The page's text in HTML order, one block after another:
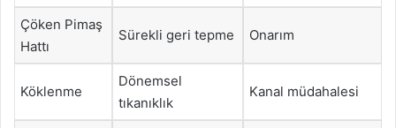
Çöken Pimaş
Hattı
Sürekli geri tepme Onarım
Köklenme
Dönemsel
tıkanıklık
Kanal müdahalesi